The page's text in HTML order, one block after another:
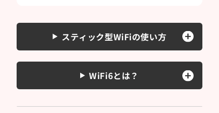
スティック型WiFiの使い方
WiFi6とは？